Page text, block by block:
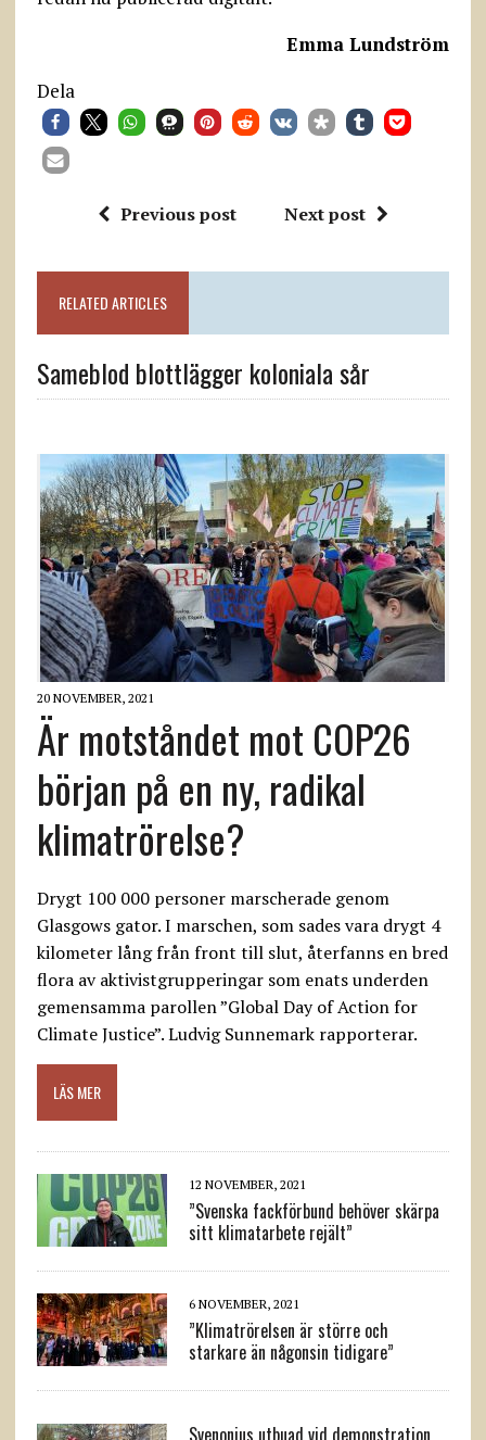
Emma Lundström
Dela
Previous post Next post
RELATED ARTICLES
Sameblod blottlägger koloniala sår
20 NOVEMBER, 2021
Är motståndet mot COP26
början på en ny, radikal
klimatrörelse?
Drygt 100 000 personer marscherade genom
Glasgows gator. I marschen, som sades vara drygt 4
kilometer lång från front till slut, återfanns en bred
flora av aktivistgrupperingar som enats underden
gemensamma parollen ”Global Day of Action for
Climate Justice”. Ludvig Sunnemark rapporterar.
LÄS MER
12 NOVEMBER, 2021
”Svenska fackförbund behöver skärpa
sitt klimatarbete rejält”
6 NOVEMBER, 2021
”Klimatrörelsen är större och
starkare än någonsin tidigare”
Svenonius utbuad vid demonstration